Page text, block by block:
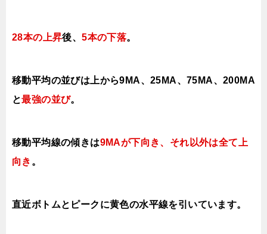
28本の上昇後、5本の下落。
移動平均の並びは上から9MA、25MA、75MA、200MA
と最強の並び。
移動平均線の傾きは9MAが下向き、それ以外は全て上
向き 。
直近ボトムとピークに黄色の水平線を引いています。